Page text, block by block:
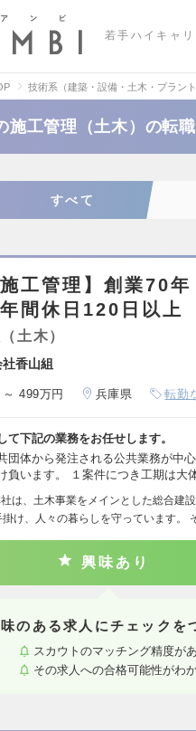
若手ハイキャ
技術系（建築・設備・土木・プラント
施工管理（土木）の転
すべて
施工管理】創業70
間休日120日以上
土木）
香山組
499万円 兵庫県 転勤
て下記の業務をお任せします。
団体から発注される公共業務が中
負います。 １案件につき工期は大
は、土木事業をメインとした総合建
け、人々の暮らしを守っています。
興味あり
のある求人にチェックを
スカウトのマッチング精度が
その求人への合格可能性がわ